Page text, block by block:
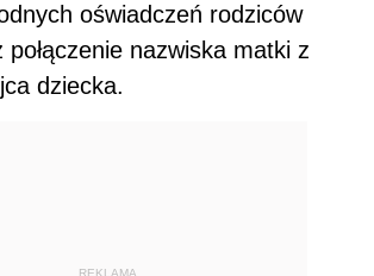
oświadczeń rodziców
nazwiska matki z
dziecka.
REKLAMA